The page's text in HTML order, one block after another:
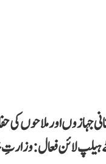
جہازوں اور ملاحوں